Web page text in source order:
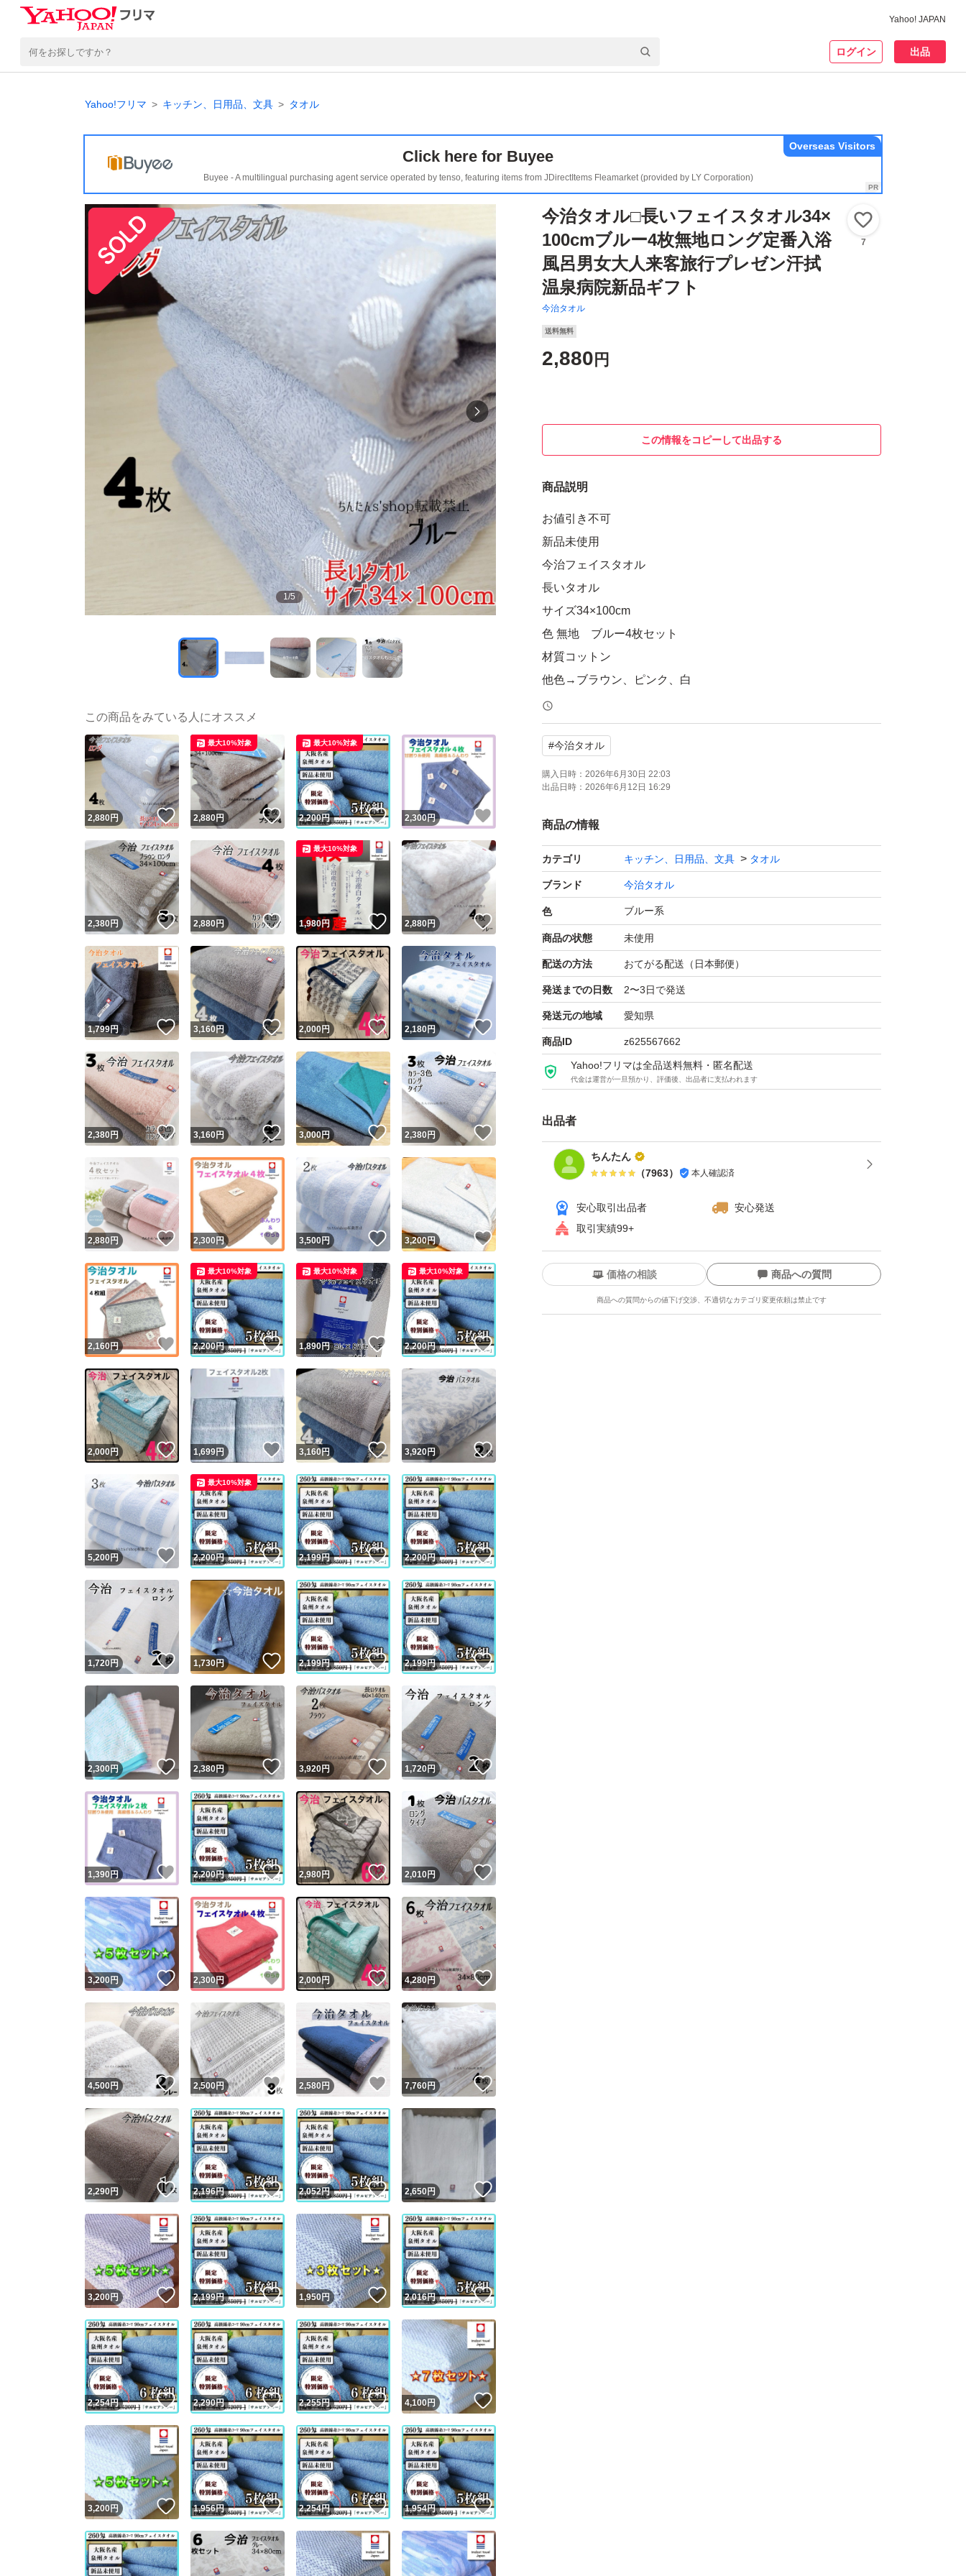
Yahoo! JAPAN
ログイン 出品
Yahoo!フリマ キッチン、日用品、文具 タオル
Click here for Buyee
Buyee - A multilingual purchasing agent service operated by tenso, featuring items from JDirectItems Fleamarket (provided by LY Corporation)
Overseas Visitors
1/5
今治タオル□長いフェイスタオル34×
100cmブルー4枚無地ロング定番入浴
風呂男女大人来客旅行プレゼン汗拭
温泉病院新品ギフト
今治タオル
7
送料無料
2,880 円
この情報をコピーして出品する
商品説明
お値引き不可
新品未使用
今治フェイスタオル
長いタオル
サイズ34×100cm
色 無地 ブルー4枚セット
材質コットン
他色→ブラウン、ピンク、白
色変更可能
同今治バスタオルもございます
3枚2380円
4枚2880円
5枚3600円
7枚以上は、1枚増すごとに+710
#ちんたん今治タオル一覧
普通のタオルより20センチ長いので、頭に巻く帽子がわりにも便
●お風呂や温泉では、腰に巻くのも便利な長さ！
●シンプル、端っこにはドット柄！でお洒落。
●肩からかけても満足いく長さ！温泉、ランニング、スポーツ、
旅行にも重宝します。
普段使うフェイスタオルより少し長いと色んな汎用性が生まれる
最大はバスタオルの代用にも。
大人風柄
ウォッシュタオル
ハンドタオル
プレゼント
■タオルの厚みランク（個人の感想）
#今治タオル
購入日時： 2026年6月30日 22:03
出品日時： 2026年6月12日 16:29
商品の情報
カテゴリ キッチン、日用品、文具 タオル
ブランド 今治タオル
色 ブルー系
商品の状態 未使用
配送の方法 おてがる配送（日本郵便）
発送までの日数 2〜3日で発送
発送元の地域 愛知県
商品ID z625567662
Yahoo!フリマは全品送料無料・匿名配送
代金は運営が一旦預かり、評価後、出品者に支払われます
出品者
ちんたん
（7963） 本人確認済
安心取引出品者
安心発送
取引実績99+
ユーザーの実績について
Yahoo!フリマが定めた一定の基準を満たしたユーザーにバッジを付与しています
安心取引出品者
安心取引出品者 Yahoo!フリマの基準をクリアした安心・安全なユーザーです
取引実績
取引実績◯+ このユーザーはYahoo!フリマの取引を完了させた実績があります
他フリマ実績◯+ このユーザーは他フリマサービスでの取引実績があります
スピード&安心発送
※このバッジは実績に基づく表示であり、発送を保証しているものではありません
スピード＆安心発送
このユーザーは高頻度で24時間以内＆設定した発送日数内に発送してい
ます
スピード発送 このユーザーは高頻度で24時間以内に発送しています
安心発送 このユーザーは設定した発送日数内に発送しています
価格の相談 商品への質問
商品への質問からの値下げ交渉、不適切なカテゴリ変更依頼は禁止です
この商品の情報をコピーします
商品画像の無断転載は禁止されています
コピーは1商品につき1回です
出品ページへ
キャンセル
この商品をみている人にオススメ
2,880円 いいね！
2,880円 いいね！
最大10%対象
2,200円 いいね！
最大10%対象
2,300円
2,380円 いいね！
2,880円 いいね！
1,980円 いいね！
最大10%対象
2,880円
1,799円 いいね！
3,160円 いいね！
2,000円 いいね！
2,180円
2,380円 いいね！
3,160円 いいね！
3,000円 いいね！
2,380円
2,880 円 いいね！
2,300 円 いいね！
3,500円 いいね！
3,200円 いいね！
2,160円 いいね！
2,200円 いいね！
最大10%対象
1,890円 いいね！
最大10%対象
2,200円 いいね！
最大10%対象
2,000円 いいね！
1,699円 いいね！
3,160円 いいね！
3,920円
5,200円 いいね！
2,200円 いいね！
最大10%対象
2,199円 いいね！
2,200円 いいね！
1,720円 いいね！
1,730円 いいね！
2,199円 いいね！
2,199円 いいね！
2,300円 いいね！
2,380円 いいね！
3,920円 いいね！
1,720円
1,390円 いいね！
2,200円 いいね！
2,980円 いいね！
2,010円 いいね！
3,200円 いいね！
2,300円 いいね！
2,000円 いいね！
4,280円
4,500円 いいね！
2,500円 いいね！
2,580円 いいね！
7,760円 いいね！
2,290円 いいね！
2,196円 いいね！
2,052円 いいね！
2,650円
3,200円 いいね！
2,199円 いいね！
1,950円 いいね！
2,016円 いいね！
2,254円 いいね！
2,290円 いいね！
2,255円 いいね！
4,100円
3,200円 いいね！
1,956円 いいね！
2,254円 いいね！
1,954円 いいね！